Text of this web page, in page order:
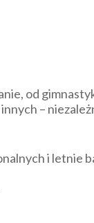
od
–
i letnie